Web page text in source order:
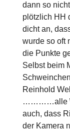
dann so
plötzlich HH
dicht an,
wurde so oft
die Punkte
Selbst beim
Reinhold
…………alle
auch, dass
der Kamera